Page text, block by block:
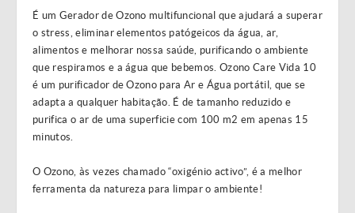
É um Gerador de Ozono multifuncional que ajudará a superar
o stress, eliminar elementos patógeicos da água, ar,
alimentos e melhorar nossa saúde, purificando o ambiente
que respiramos e a água que bebemos. Ozono Care Vida 10
é um purificador de Ozono para Ar e Água portátil, que se
adapta a qualquer habitação. É de tamanho reduzido e
purifica o ar de uma superficie com 100 m2 em apenas 15
minutos.
O Ozono, às vezes chamado “oxigénio activo”, é a melhor
ferramenta da natureza para limpar o ambiente!